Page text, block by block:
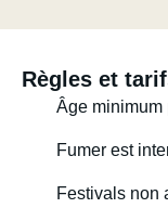
Règles et
Âge minimum
Fumer est
Festivals non